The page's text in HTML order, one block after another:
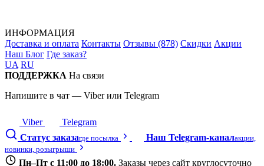
ИНФОРМАЦИЯ
Доставка и оплата Контакты Отзывы (878) Скидки Акции
Наш Блог Где заказ?
UA RU
ПОДДЕРЖКА На связи
Напишите в чат — Viber или Telegram
Viber
Telegram
Статус заказагде посылка Наш Telegram-каналакции,
новинки, розыгрыши
Пн–Пт с 11:00 до 18:00. Заказы через сайт круглосуточно